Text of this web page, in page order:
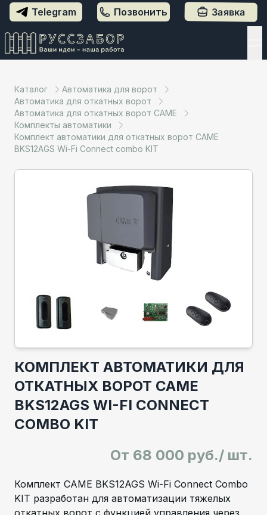
Telegram Позвонить Заявка
Каталог
Автоматика для ворот
Автоматика для откатных ворот
Автоматика для откатных ворот CAME
Комплекты автоматики
Комплект автоматики для откатных ворот CAME
BKS12AGS Wi-Fi Connect combo KIT
КОМПЛЕКТ АВТОМАТИКИ ДЛЯ
ОТКАТНЫХ ВОРОТ CAME
BKS12AGS WI-FI CONNECT
COMBO KIT
От 68 000 руб./ шт.
Комплект CAME BKS12AGS Wi-Fi Connect Combo
KIT разработан для автоматизации тяжелых
откатных ворот с функцией управления через